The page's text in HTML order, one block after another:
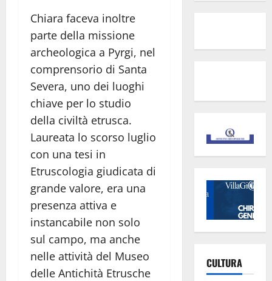
Chiara faceva inoltre
parte della missione
archeologica a Pyrgi, nel
comprensorio di Santa
Severa, uno dei luoghi
chiave per lo studio
della civiltà etrusca.
Laureata lo scorso luglio
con una tesi in
Etruscologia giudicata di
grande valore, era una
presenza attiva e
instancabile non solo
sul campo, ma anche
nelle attività del Museo
delle Antichità Etrusche
CULTURA